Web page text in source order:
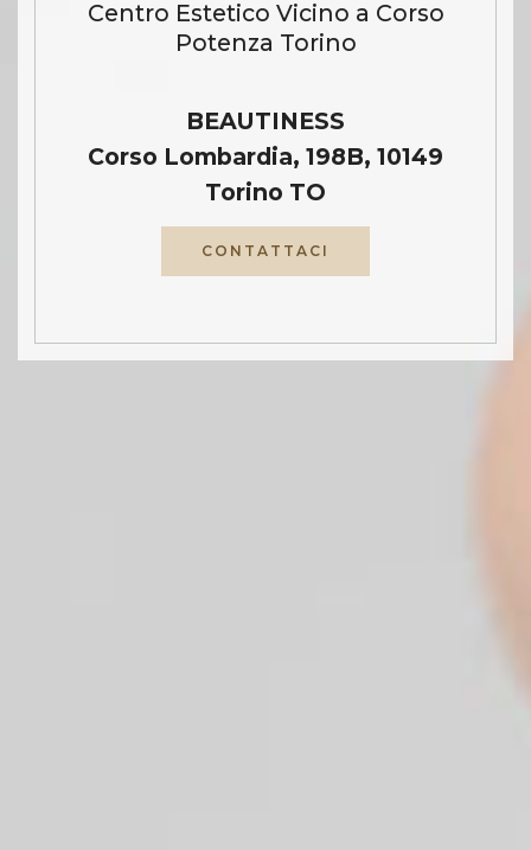
Centro Estetico Vicino a Corso
Potenza Torino
BEAUTINESS
Corso Lombardia, 198B, 10149
Torino TO
CONTATTACI